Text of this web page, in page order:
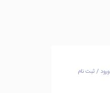
ورود / ثبت نام